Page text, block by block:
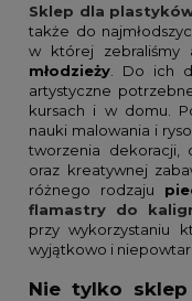
Sklep dla
także do
w której zebraliśmy
młodzieży . Do ich
artystyczne
kursach i w domu.
nauki malowania i
tworzenia dekoracji,
oraz kreatywnej
różnego rodzaju
flamastry do
przy wykorzystaniu
wyjątkowo i
Nie tylko sklep